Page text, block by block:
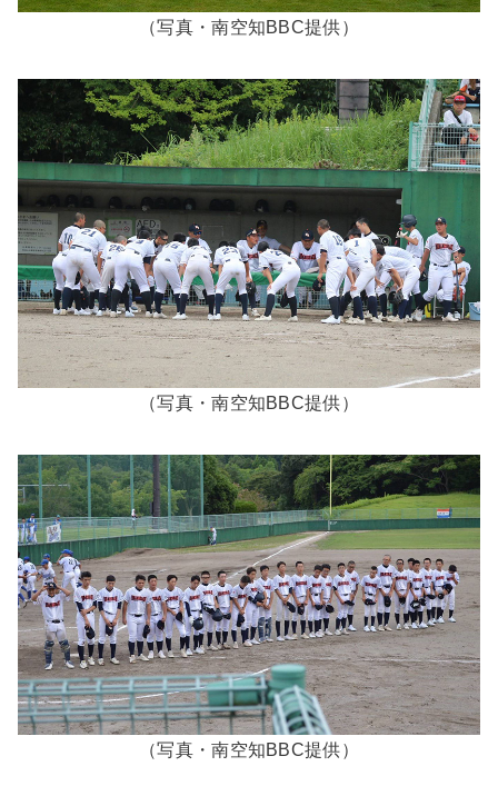
（写真・南空知BBC提供）
（写真・南空知BBC提供）
（写真・南空知BBC提供）